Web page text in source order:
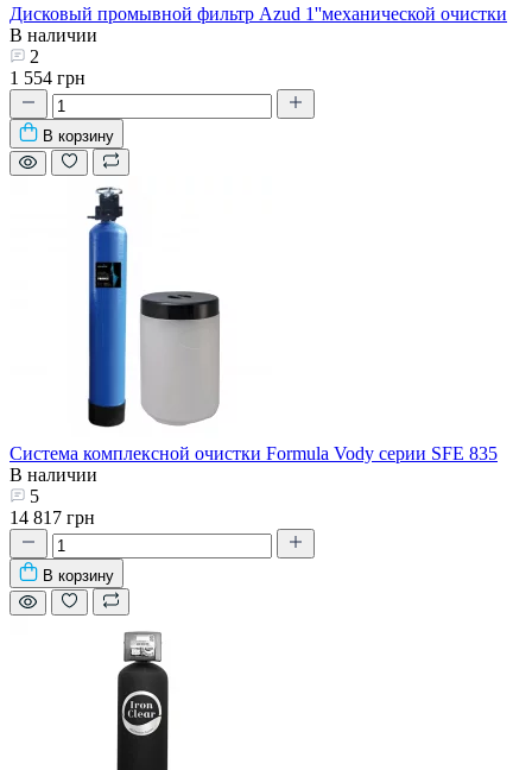
Дисковый промывной фильтр Azud 1''механической очистки
В наличии
2
1 554 грн
В корзину
Система комплексной очистки Formula Vody серии SFE 835
В наличии
5
14 817 грн
В корзину